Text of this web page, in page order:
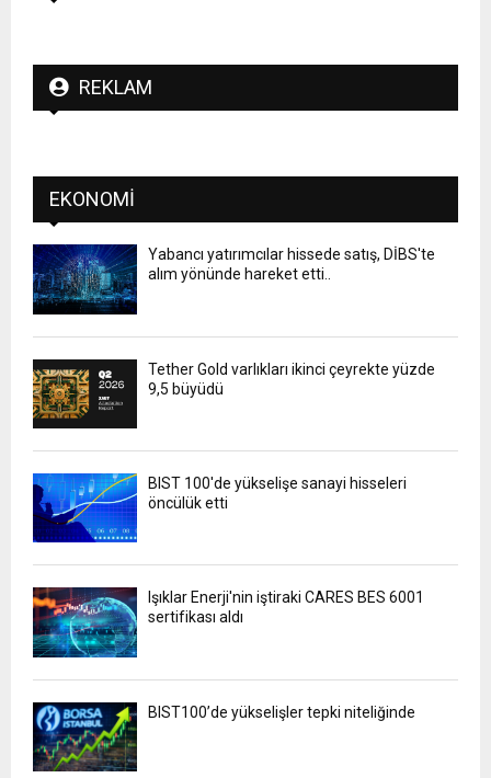
REKLAM
EKONOMI
Yabancı yatırımcılar hissede satış, DİBS'te
alım yönünde hareket etti..
Tether Gold varlıkları ikinci çeyrekte yüzde
9,5 büyüdü
BIST 100'de yükselişe sanayi hisseleri
öncülük etti
Işıklar Enerji'nin iştiraki CARES BES 6001
sertifikası aldı
BIST100’de yükselişler tepki niteliğinde